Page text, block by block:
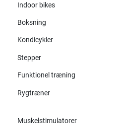
Indoor bikes
Boksning
Kondicykler
Stepper
Funktionel træning
Rygtræner
Muskelstimulatorer